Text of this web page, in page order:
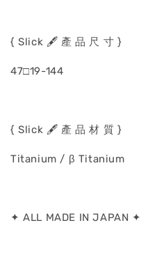
{ Slick 🖋️ 產 品 尺 寸 }
47□19-144
{ Slick 🖋️ 產 品 材 質 }
Titanium / β Titanium
✦ ALL MADE IN JAPAN ✦